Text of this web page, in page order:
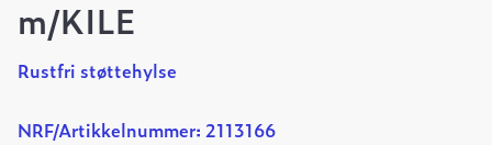
m/KILE
Rustfri støttehylse
NRF/Artikkelnummer: 2113166